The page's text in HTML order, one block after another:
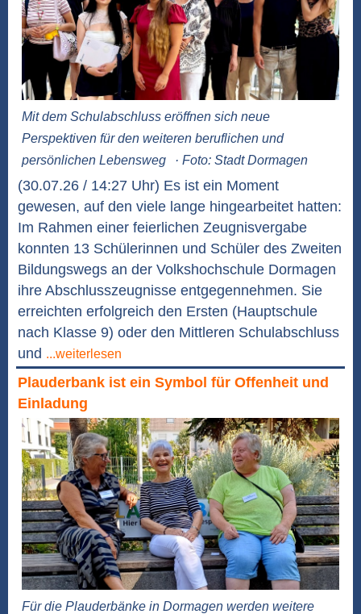
Mit dem Schulabschluss eröffnen sich neue
Perspektiven für den weiteren beruflichen und
persönlichen Lebensweg
· Foto: Stadt Dormagen
(30.07.26 / 14:27 Uhr) Es ist ein Moment
gewesen, auf den viele lange hingearbeitet hatten:
Im Rahmen einer feierlichen Zeugnisvergabe
konnten 13 Schülerinnen und Schüler des Zweiten
Bildungswegs an der Volkshochschule Dormagen
ihre Abschlusszeugnisse entgegennehmen. Sie
erreichten erfolgreich den Ersten (Hauptschule
nach Klasse 9) oder den Mittleren Schulabschluss
und ...weiterlesen
Plauderbank ist ein Symbol für Offenheit und
Einladung
Für die Plauderbänke in Dormagen werden weitere